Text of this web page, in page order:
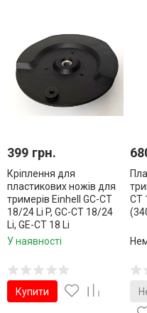
399 грн.
Кріплення для
пластикових ножів для
тримерів Einhell GC-CT
18/24 Li P, GC-CT 18/24
Li, GE-CT 18 Li
У наявності
Купити
CT